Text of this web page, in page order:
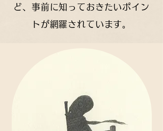
ど、事前に知っておきたいポイン
トが網羅されています。